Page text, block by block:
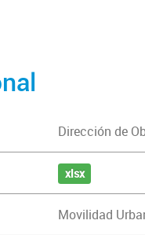
Dirección de
xlsx
Movilidad